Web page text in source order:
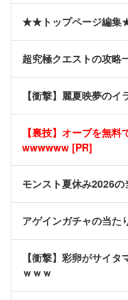
★★トップページ編
超究極クエストの攻略
【衝撃】麗夏映夢の
【裏技】オーブを無
wwwwww [PR]
モンスト夏休み2026
アゲインガチャの当た
【衝撃】彩卵がサイ
ｗｗｗ